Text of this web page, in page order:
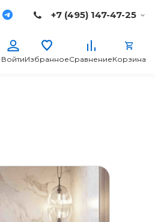
+7 (495) 147-47-25
ВойтиИзбранноеСравнениеКорзина